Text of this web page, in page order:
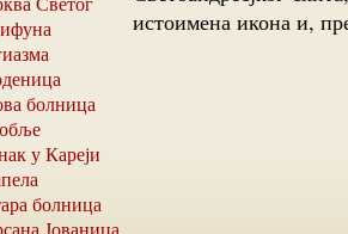
болница
у Кареји
болница
Јованица
истоимена икона и,